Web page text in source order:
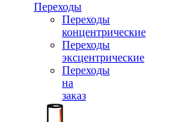
Переходы
Переходы
концентрические
Переходы
эксцентрические
Переходы
на
заказ